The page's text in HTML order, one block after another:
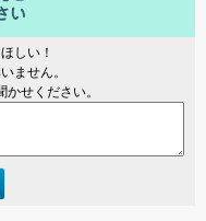
しい！
ません。
せください。